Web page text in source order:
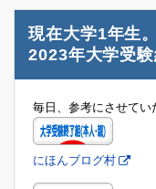
現在大学1年生
2023年大学受験
毎日、参考にさせてい
にほんブログ村